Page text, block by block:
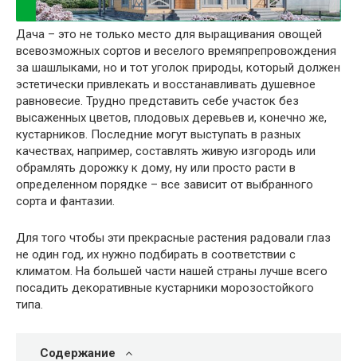
Дача – это не только место для выращивания овощей
всевозможных сортов и веселого времяпрепровождения
за шашлыками, но и тот уголок природы, который должен
эстетически привлекать и восстанавливать душевное
равновесие. Трудно представить себе участок без
высаженных цветов, плодовых деревьев и, конечно же,
кустарников. Последние могут выступать в разных
качествах, например, составлять живую изгородь или
обрамлять дорожку к дому, ну или просто расти в
определенном порядке – все зависит от выбранного
сорта и фантазии.
Для того чтобы эти прекрасные растения радовали глаз
не один год, их нужно подбирать в соответствии с
климатом. На большей части нашей страны лучше всего
посадить декоративные кустарники морозостойкого
типа.
Содержание